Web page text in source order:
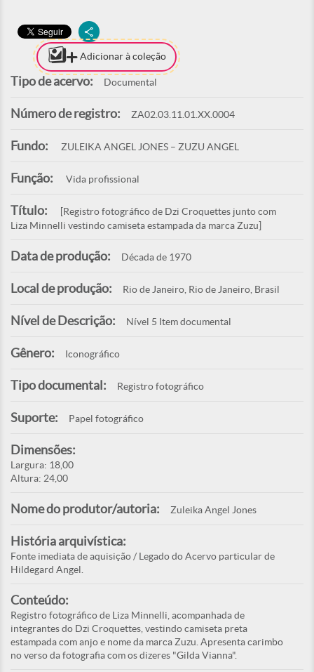
Adicionar à coleção
Tipo de acervo: Documental
Número de registro: ZA02.03.11.01.XX.0004
Fundo: ZULEIKA ANGEL JONES – ZUZU ANGEL
Função: Vida profissional
Título:
[Registro fotográfico de Dzi Croquettes junto com
Liza Minnelli vestindo camiseta estampada da marca Zuzu]
Data de produção: Década de 1970
Local de produção: Rio de Janeiro, Rio de Janeiro, Brasil
Nível de Descrição: Nível 5 Item documental
Gênero: Iconográfico
Tipo documental: Registro fotográfico
Suporte: Papel fotográfico
Dimensões:
Largura: 18,00
Altura: 24,00
Nome do produtor/autoria: Zuleika Angel Jones
História arquivística:
Fonte imediata de aquisição / Legado do Acervo particular de
Hildegard Angel.
Conteúdo:
Registro fotográfico de Liza Minnelli, acompanhada de
integrantes do Dzi Croquettes, vestindo camiseta preta
estampada com anjo e nome da marca Zuzu. Apresenta carimbo
no verso da fotografia com os dizeres "Gilda Vianna".